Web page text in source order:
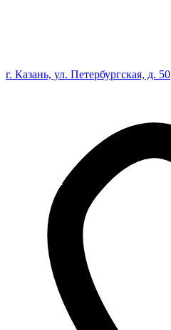
г. Казань, ул. Петербургская, д. 50